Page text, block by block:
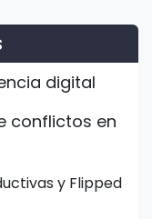
digital
conflictos en
y Flipped